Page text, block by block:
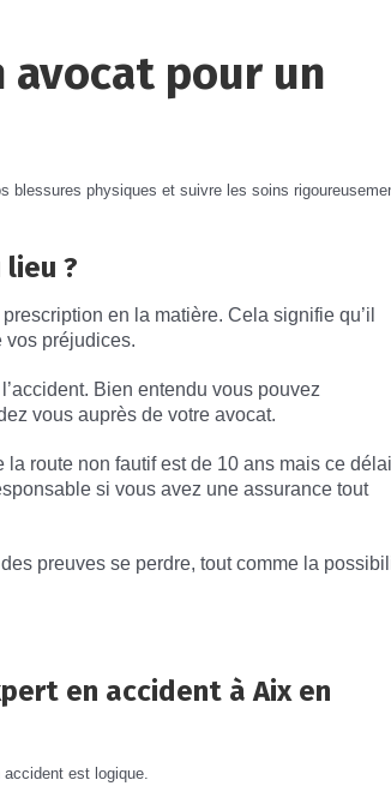
avocat pour un
blessures physiques et suivre les soins
?
en la matière. Cela signifie qu’il
vos préjudices.
Bien entendu vous pouvez
vous auprès de votre avocat.
route non fautif est de 10 ans mais ce délai
si vous avez une assurance tout
preuves se perdre, tout comme la
en accident à Aix en
est logique.